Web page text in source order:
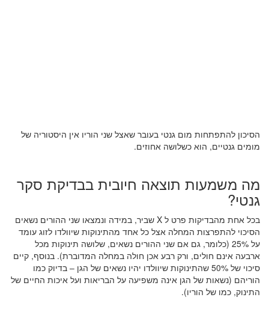
הסיכון להתפתחות מום גנטי בעובר שאצל שני הוריו אין היסטוריה של
מומים גנטיים, הוא כשלושה אחוזים.
מה משמעות תוצאה חיובית בבדיקת סקר
גנטי?
בכל אחת מהבדיקות פרט ל X שביר, במידה ונמצאו שני ההורים נשאים
הסיכוי להתפרצות המחלה אצל כל אחד מהתינוקות שיוולדו לזוג עומד
על 25% (כלומר, גם אם שני ההורים נשאים, שלושה תינוקות מכל
ארבעה אינם חולים, ורק רבע אכן חולה במחלה המדוברת). בנוסף, קיים
סיכוי של 50% שהתינוקות שיוולדו יהיו נשאים של הגן – בדיוק כמו
הוריהם (נשאות של הגן אינה משפיעה על הבריאות ועל איכות החיים של
התינוק, כמו של הוריו).